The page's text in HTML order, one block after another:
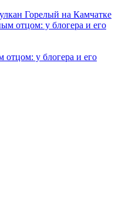
Горелый на Камчатке
отцом: у блогера и его